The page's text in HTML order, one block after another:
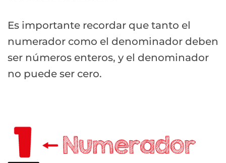
Es importante recordar que tanto el
numerador como el denominador deben
ser números enteros, y el denominador
no puede ser cero.